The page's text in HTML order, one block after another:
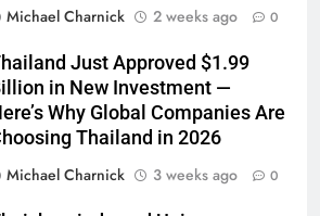
Michael Charnick
2 weeks ago 0
Just Approved $1.99
in New Investment —
Why Global Companies Are
Thailand in 2026
Michael Charnick
3 weeks ago 0